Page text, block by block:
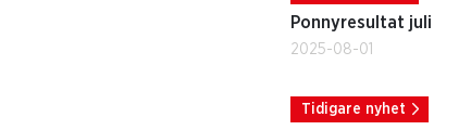
Ponnyresultat juli
2025-08-01
Tidigare nyhet